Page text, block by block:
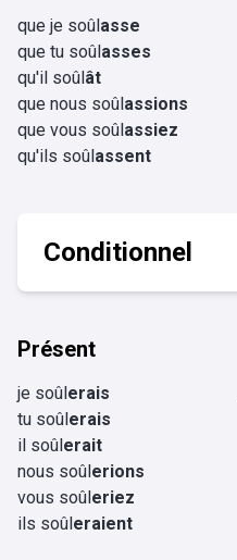
que je soûlasse
que tu soûlasses
qu'il soûlât
que nous soûlassions
que vous soûlassiez
qu'ils soûlassent
Conditionnel
Présent
je soûlerais
tu soûlerais
il soûlerait
nous soûlerions
vous soûleriez
ils soûleraient